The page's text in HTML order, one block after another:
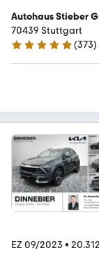
Autohaus Stieber
70439 Stuttgart
4.9 Sterne
(373)
EZ 09/2023 •